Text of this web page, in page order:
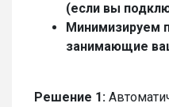
(если вы
Минимизируем
занимающие
Решение 1: